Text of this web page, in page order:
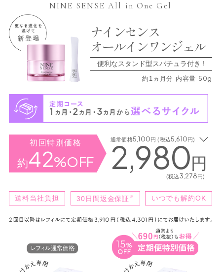
NINE SENSE All in One Gel
ナインセンス
オールインワンジェル
便利なスタンド型スパチュラ付き !
約1ヵ月分 内容量 50g
初回特別価格
約42%OFF
通常価格5,100円 (税込5,610円)
2,980円
(税込3,278円)
送料当社負担 30日間返金保証 ※ いつでも解約OK